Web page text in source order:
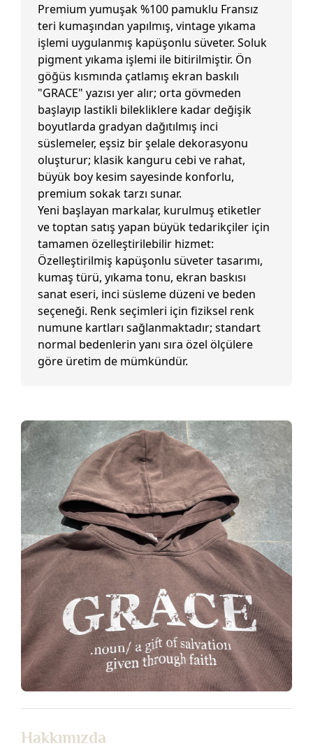
Premium yumuşak %100 pamuklu Fransız
teri kumaşından yapılmış, vintage yıkama
işlemi uygulanmış kapüşonlu süveter. Soluk
pigment yıkama işlemi ile bitirilmiştir. Ön
göğüs kısmında çatlamış ekran baskılı
"GRACE" yazısı yer alır; orta gövmeden
başlayıp lastikli bilekliklere kadar değişik
boyutlarda gradyan dağıtılmış inci
süslemeler, eşsiz bir şelale dekorasyonu
oluşturur; klasik kanguru cebi ve rahat,
büyük boy kesim sayesinde konforlu,
premium sokak tarzı sunar.
Yeni başlayan markalar, kurulmuş etiketler
ve toptan satış yapan büyük tedarikçiler için
tamamen özelleştirilebilir hizmet:
Özelleştirilmiş kapüşonlu süveter tasarımı,
kumaş türü, yıkama tonu, ekran baskısı
sanat eseri, inci süsleme düzeni ve beden
seçeneği. Renk seçimleri için fiziksel renk
numune kartları sağlanmaktadır; standart
normal bedenlerin yanı sıra özel ölçülere
göre üretim de mümkündür.
Hakkımızda